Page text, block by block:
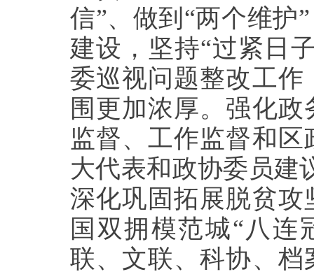
信”、做到“两个维护
建设，坚持“过紧日
委巡视问题整改工
围更加浓厚。强化
监督、工作监督和
大代表和政协委员建
深化巩固拓展脱贫
国双拥模范城“八连
联、文联、科协、